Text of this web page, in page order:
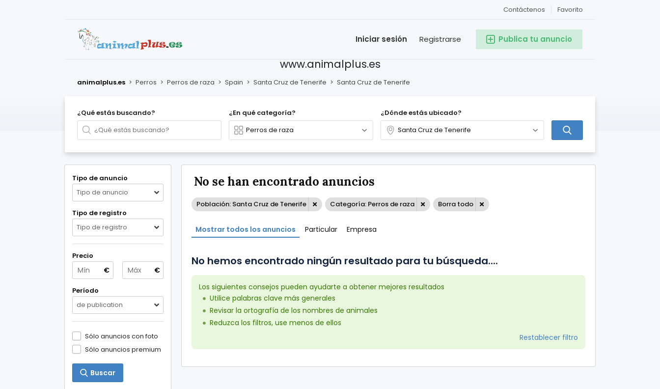
Favorito
Contáctenos
Publica tu anuncio
Registrarse
Iniciar sesión
www.animalplus.es
animalplus.es > Perros > Perros de raza > Spain > Santa Cruz de Tenerife > Santa Cruz de Tenerife
¿Qué estás buscando? ¿En qué categoría? ¿Dónde estás ubicado?
Tipo de anuncio
Tipo de anuncio
Tipo de registro
Tipo de registro
Precio
€ €
Período
de publication
Sólo anuncios con foto
Sólo anuncios premium
Buscar
No se han encontrado anuncios
Población: Santa Cruz de Tenerife Categoría: Perros de raza Borra todo
Mostrar todos los anuncios Particular Empresa
No hemos encontrado ningún resultado para tu búsqueda....
Los siguientes consejos pueden ayudarte a obtener mejores resultados
Utilice palabras clave más generales
Revisar la ortografía de los nombres de animales
Reduzca los filtros, use menos de ellos
Restablecer filtro